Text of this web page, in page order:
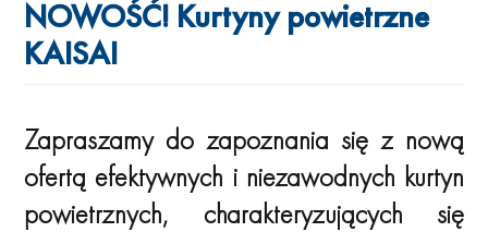
NOWOŚĆ! Kurtyny powietrzne
KAISAI
Zapraszamy do zapoznania się z nową
ofertą efektywnych i niezawodnych kurtyn
powietrznych, charakteryzujących się